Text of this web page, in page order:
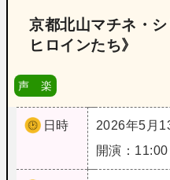
京都北山マチネ・
ヒロインたち》
声 楽
日時
2026年5月
開演：11:00